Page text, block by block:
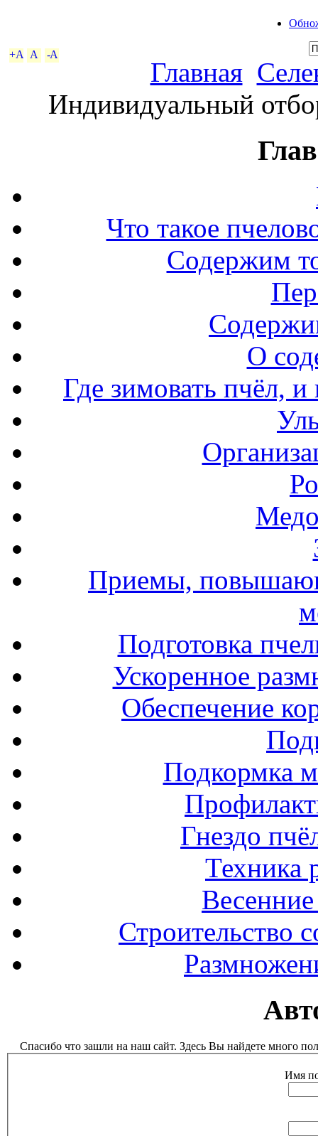
+A A -A
Главная
Индивидуальный
Что такое
Содержим
О
Где зимовать пчёл,
Приемы,
Подготовка
Ускоренное
Обеспечение
Подкормка
Гнездо
Техника
Строительство
Спасибо что зашли на наш сайт. Здесь Вы найдете много
Имя